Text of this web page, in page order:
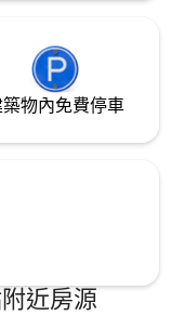
築物內免費停車
近房源